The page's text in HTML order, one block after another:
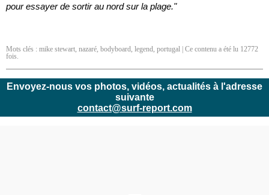
pour essayer de sortir au nord sur la plage."
Mots clés : mike stewart, nazaré, bodyboard, legend, portugal | Ce contenu a été lu 12772
fois.
Envoyez-nous vos photos, vidéos, actualités à l'adresse
suivante
contact@surf-report.com